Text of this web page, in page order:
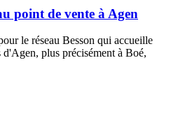
point de vente à Agen
le réseau Besson qui accueille
plus précisément à Boé,